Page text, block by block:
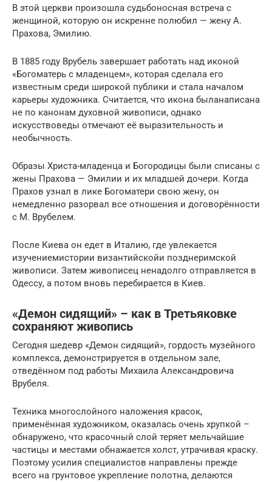
В этой церкви произошла судьбоносная встреча с
женщиной, которую он искренне полюбил — жену А.
Прахова, Эмилию.
В 1885 году Врубель завершает работать над иконой
«Богоматерь с младенцем», которая сделала его
известным среди широкой публики и стала началом
карьеры художника. Считается, что икона быланаписана
не по канонам духовной живописи, однако
искусствоведы отмечают её выразительность и
необычность.
Образы Христа-младенца и Богородицы были списаны с
жены Прахова — Эмилии и их младшей дочери. Когда
Прахов узнал в лике Богоматери свою жену, он
немедленно разорвал все отношения и договорённости
с М. Врубелем.
После Киева он едет в Италию, где увлекается
изучениемистории византийскойи позднеримской
живописи. Затем живописец ненадолго отправляется в
Одессу, а потом вновь перебирается в Киев.
«Демон сидящий» – как в Третьяковке
сохраняют живопись
Сегодня шедевр «Демон сидящий», гордость музейного
комплекса, демонстрируется в отдельном зале,
отведённом под работы Михаила Александровича
Врубеля.
Техника многослойного наложения красок,
применённая художником, оказалась очень хрупкой –
обнаружено, что красочный слой теряет мельчайшие
частицы и местами обнажается холст, утрачивая краску.
Поэтому усилия специалистов направлены прежде
всего на грунтовое укрепление полотна, делаются